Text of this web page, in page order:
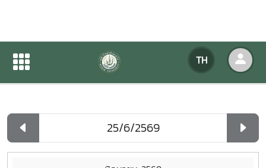
TH
ปฏิทินกิจกรรมของหน่วยงาน
ปฏิทินกิจกรรมของหน่วยงาน